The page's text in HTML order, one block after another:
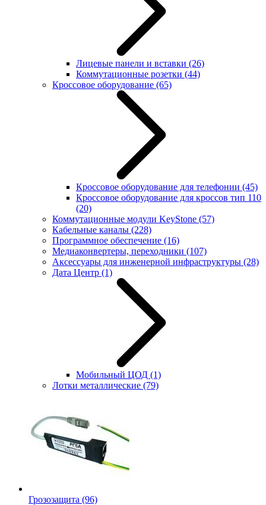
Лицевые панели и вставки (26)
Коммутационные розетки (44)
Кроссовое оборудование (65)
Кроссовое оборудование для телефонии (45)
Кроссовое оборудование для кроссов тип 110
(20)
Коммутационные модули KeyStone (57)
Кабельные каналы (228)
Программное обеспечение (16)
Медиаконвертеры, переходники (107)
Аксессуары для инженерной инфраструктуры (28)
Дата Центр (1)
Мобильный ЦОД (1)
Лотки металлические (79)
Грозозащита (96)